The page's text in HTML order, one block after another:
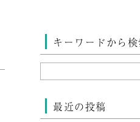
キーワードから検
最近の投稿